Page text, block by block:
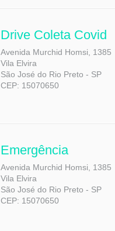
Drive Coleta Covid
Avenida Murchid Homsi, 1385
Vila Elvira
São José do Rio Preto - SP
CEP: 15070650
Emergência
Avenida Murchid Homsi, 1385
Vila Elvira
São José do Rio Preto - SP
CEP: 15070650